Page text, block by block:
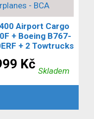
- BCA
Airport Cargo
+ Boeing B767-
+ 2 Towtrucks
Kč
cena
Skladem